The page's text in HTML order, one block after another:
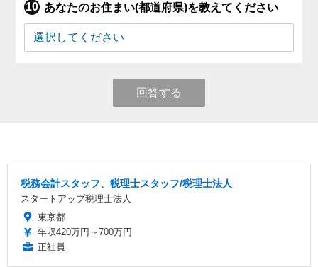
あなたのお住まい(都道府県)を教えてください
回答する
税務会計スタッフ、税理士スタッフ/税理士法人
スタートアップ税理士法人
東京都
年収420万円～700万円
正社員